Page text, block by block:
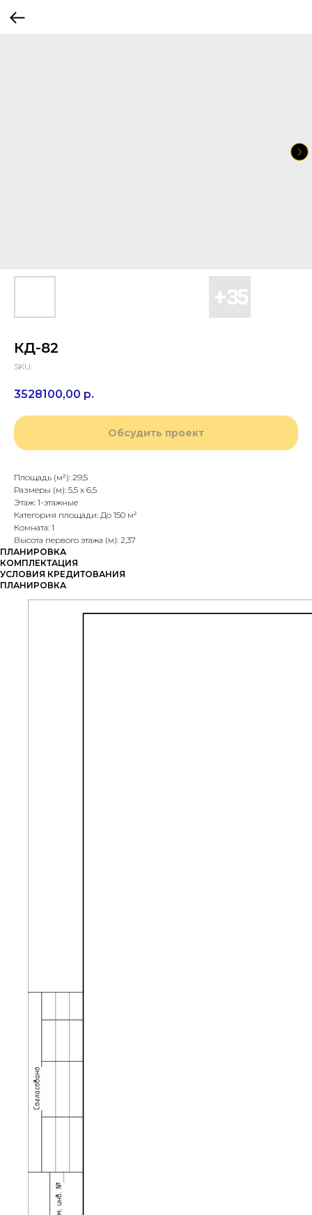
КД-82
SKU:
3528100,00 р.
Обсудить проект
Площадь (м²): 29,5
Размеры (м): 5,5 х 6,5
Этаж: 1-этажные
Категория площади: До 150 м²
Комната: 1
Высота первого этажа (м): 2,37
ПЛАНИРОВКА
КОМПЛЕКТАЦИЯ
УСЛОВИЯ КРЕДИТОВАНИЯ
ПЛАНИРОВКА